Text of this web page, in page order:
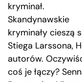
kryminał.
Skandynawskie
kryminały cieszą
Stiega Larssona,
autorów.
coś je łączy?